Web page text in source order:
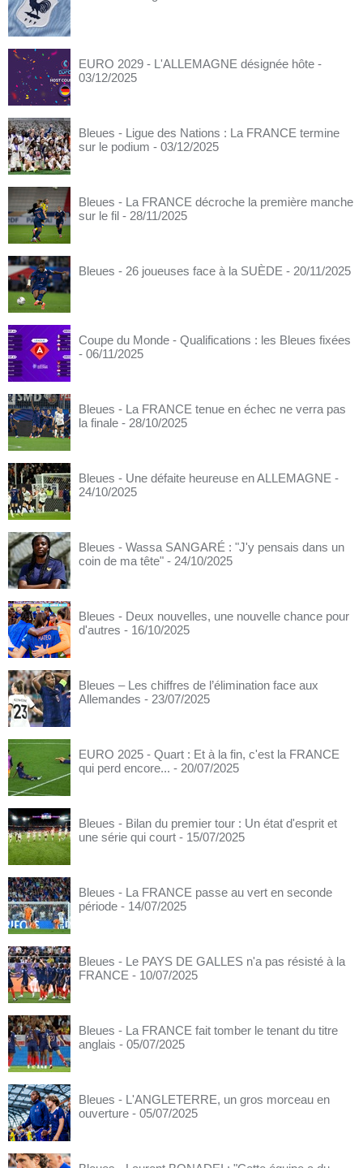
EURO 2029 - L'ALLEMAGNE désignée hôte -
03/12/2025
Bleues - Ligue des Nations : La FRANCE termine
sur le podium - 03/12/2025
Bleues - La FRANCE décroche la première manche
sur le fil - 28/11/2025
Bleues - 26 joueuses face à la SUÈDE - 20/11/2025
Coupe du Monde - Qualifications : les Bleues fixées
- 06/11/2025
Bleues - La FRANCE tenue en échec ne verra pas
la finale - 28/10/2025
Bleues - Une défaite heureuse en ALLEMAGNE -
24/10/2025
Bleues - Wassa SANGARÉ : "J'y pensais dans un
coin de ma tête" - 24/10/2025
Bleues - Deux nouvelles, une nouvelle chance pour
d'autres - 16/10/2025
Bleues – Les chiffres de l’élimination face aux
Allemandes - 23/07/2025
EURO 2025 - Quart : Et à la fin, c'est la FRANCE
qui perd encore... - 20/07/2025
Bleues - Bilan du premier tour : Un état d'esprit et
une série qui court - 15/07/2025
Bleues - La FRANCE passe au vert en seconde
période - 14/07/2025
Bleues - Le PAYS DE GALLES n'a pas résisté à la
FRANCE - 10/07/2025
Bleues - La FRANCE fait tomber le tenant du titre
anglais - 05/07/2025
Bleues - L'ANGLETERRE, un gros morceau en
ouverture - 05/07/2025